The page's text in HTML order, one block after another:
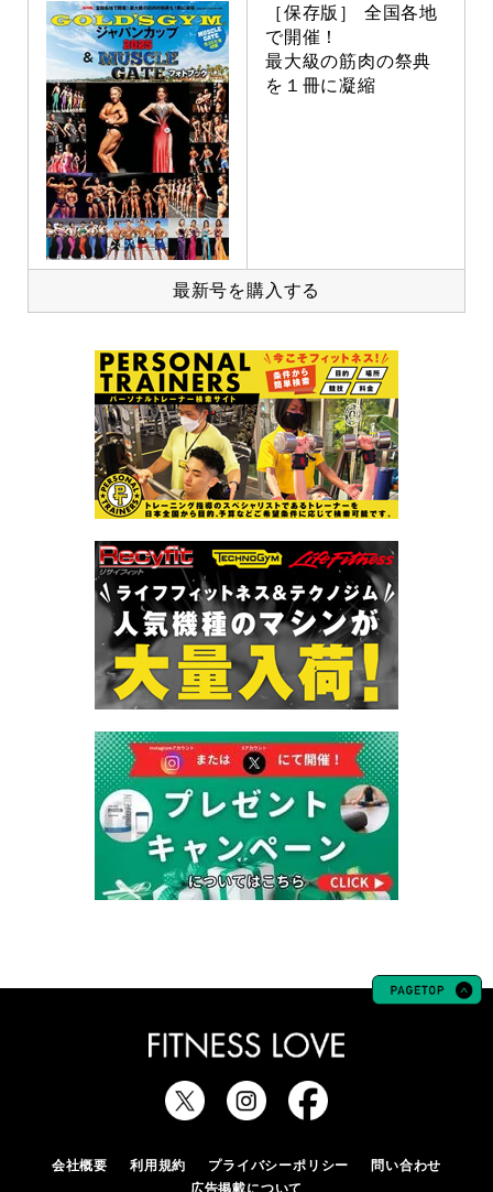
［保存版］ 全国各地
で開催！
最大級の筋肉の祭典
を１冊に凝縮
最新号を購入する
会社概要 利用規約 プライバシーポリシー
問い合わせ
広告掲載について